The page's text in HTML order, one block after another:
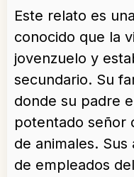
Este relato es
conocido que la
jovenzuelo y
secundario. Su
donde su padre
potentado señor
de animales.
de empleados